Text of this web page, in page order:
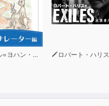
ハン・エリーン ロバート・ハリス